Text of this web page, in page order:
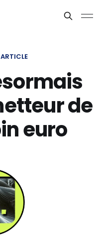
ARTICLE
de
euro